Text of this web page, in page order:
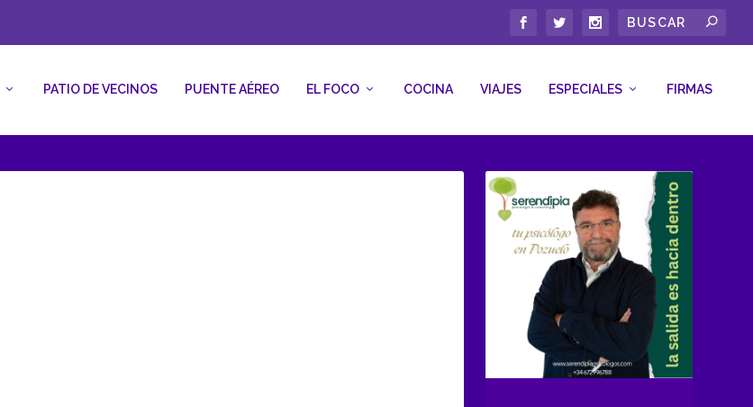
PATIO DE VECINOS PUENTE AÉREO EL FOCO COCINA VIAJES ESPECIALES FIRMAS